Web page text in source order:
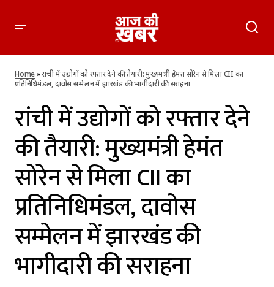
का प्रतिनिधिमंडल, दावोस सम्मेलन में झारखंड की भागीदारी की सराहना
Home»रांची में उद्योगों को रफ्तार देने की तैयारी: मुख्यमंत्री हेमंत सोरेन से मिला CII का
प्रतिनिधिमंडल, दावोस सम्मेलन में झारखंड की भागीदारी की सराहना
रांची में उद्योगों को रफ्तार देने
की तैयारी: मुख्यमंत्री हेमंत
सोरेन से मिला CII का
प्रतिनिधिमंडल, दावोस
सम्मेलन में झारखंड की
भागीदारी की सराहना